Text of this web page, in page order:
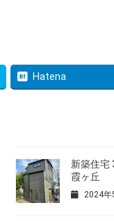
Hatena
新築住
霞ヶ丘
2024年